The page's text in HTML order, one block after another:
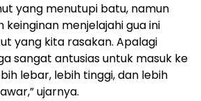
yang menutupi batu, namun
keinginan menjelajahi gua ini
yang kita rasakan. Apalagi
sangat antusias untuk masuk ke
lebar, lebih tinggi, dan lebih
ujarnya.